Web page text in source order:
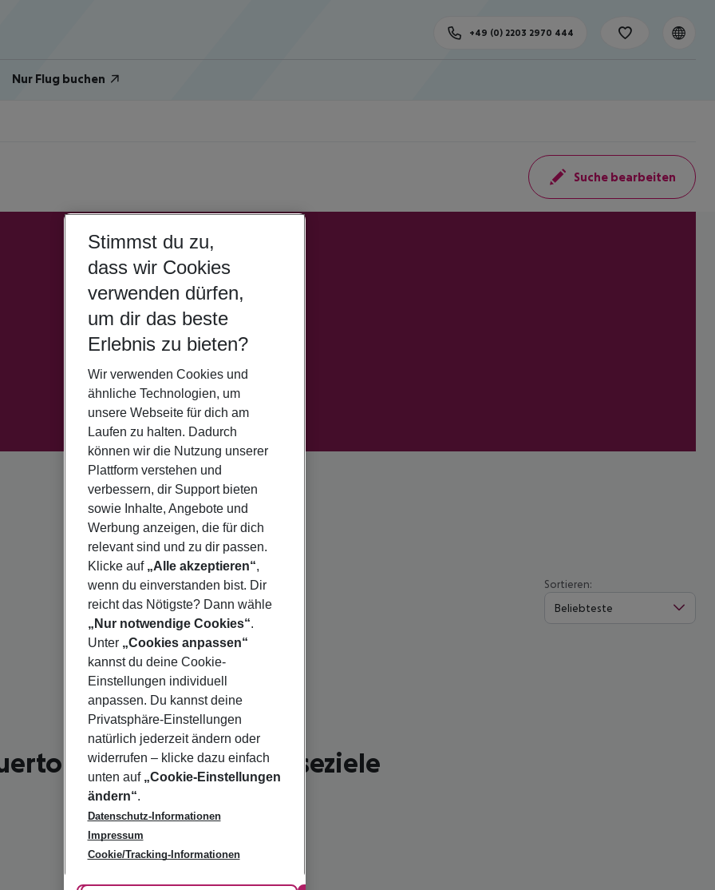
Nur Flug buchen
+49 (0) 2203 2970 444
Suche bearbeiten
Sortieren:
Beliebteste
Rico - schönste Reiseziele
Stimmst du zu,
dass wir Cookies
verwenden dürfen,
um dir das beste
Erlebnis zu bieten?
Wir verwenden Cookies und
ähnliche Technologien, um
unsere Webseite für dich am
Laufen zu halten. Dadurch
können wir die Nutzung unserer
Plattform verstehen und
verbessern, dir Support bieten
sowie Inhalte, Angebote und
Werbung anzeigen, die für dich
relevant sind und zu dir passen.
Klicke auf „Alle akzeptieren“,
wenn du einverstanden bist. Dir
reicht das Nötigste? Dann wähle
„Nur notwendige Cookies“.
Unter „Cookies anpassen“
kannst du deine Cookie-
Einstellungen individuell
anpassen. Du kannst deine
Privatsphäre-Einstellungen
natürlich jederzeit ändern oder
widerrufen – klicke dazu einfach
unten auf „Cookie-Einstellungen
ändern“.
Datenschutz-Informationen
Impressum
Cookie/Tracking-Informationen